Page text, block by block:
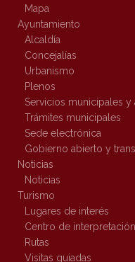
Mapa
Ayuntamiento
Alcaldía
Concejalías
Urbanismo
Plenos
Servicios municipales y
Trámites municipales
Sede electrónica
Gobierno abierto y
Noticias
Noticias
Turismo
Lugares de interés
Centro de interpretación
Rutas
Visitas guiadas